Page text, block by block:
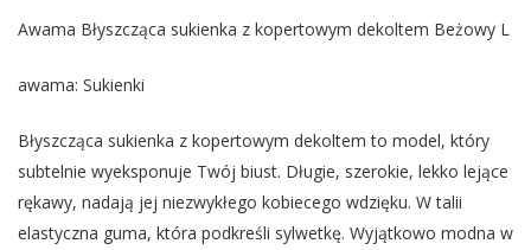
Awama Błyszcząca sukienka z kopertowym dekoltem Beżowy L
awama: Sukienki
Błyszcząca sukienka z kopertowym dekoltem to model, który
subtelnie wyeksponuje Twój biust. Długie, szerokie, lekko lejące
rękawy, nadają jej niezwykłego kobiecego wdzięku. W talii
elastyczna guma, która podkreśli sylwetkę. Wyjątkowo modna w